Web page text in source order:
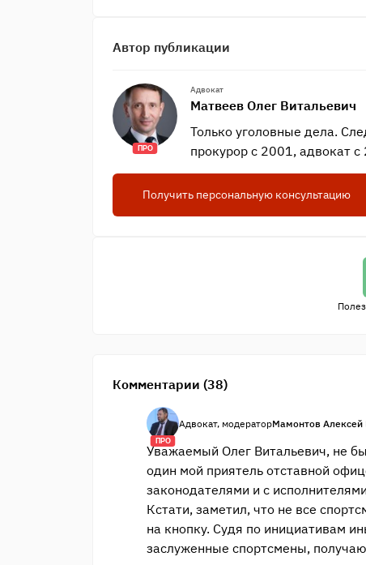
Автор публикации
ПРО
Адвокат
Матвеев Олег Витальевич
Только уголовные дела.
прокурор с 2001, адвокат с
Получить персональную консультацию
Комментарии (38)
ПРО
Адвокат, модераторМамонтов Алексей
Уважаемый Олег Витальевич, не
один мой приятель отставной
законодателями и с
Кстати, заметил, что не все
на кнопку. Судя по инициативам
заслуженные спортсмены,